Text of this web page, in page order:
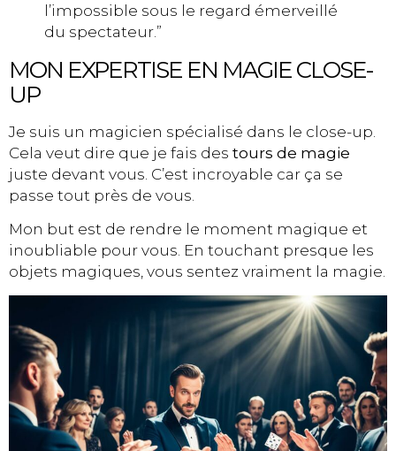
l’impossible sous le regard émerveillé
du spectateur.”
MON EXPERTISE EN MAGIE CLOSE-
UP
Je suis un magicien spécialisé dans le close-up.
Cela veut dire que je fais des tours de magie
juste devant vous. C’est incroyable car ça se
passe tout près de vous.
Mon but est de rendre le moment magique et
inoubliable pour vous. En touchant presque les
objets magiques, vous sentez vraiment la magie.